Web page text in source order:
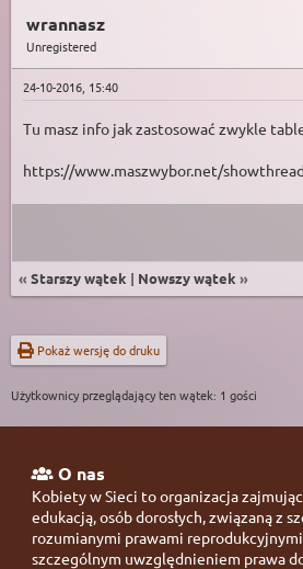
wrannasz
Unregistered
24-10-2016, 15:40
Tu masz info jak zastosować zwykle
https://www.maszwybor.net/
« Starszy wątek | Nowszy wątek »
Pokaż wersję do druku
Użytkownicy przeglądający ten wątek: 1 gości
O nas
Kobiety w Sieci to organizacja
edukacją, osób dorosłych, związaną z
rozumianymi prawami
szczególnym uwzględnieniem prawa